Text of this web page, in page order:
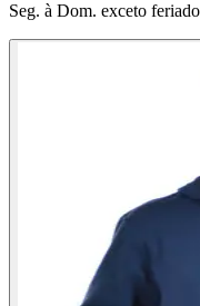
Seg. à Dom. exceto